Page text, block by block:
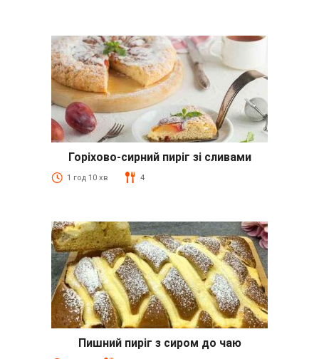
Горіхово-сирний пиріг зі сливами
1 год 10 хв 4
Пишний пиріг з сиром до чаю